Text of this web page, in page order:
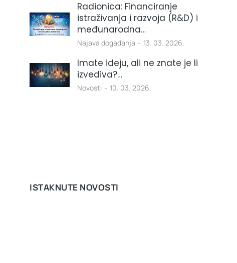
Radionica: Financiranje
istraživanja i razvoja (R&D) i
međunarodna…
Najava događanja 13. 03. 2026.
Imate ideju, ali ne znate je li
izvediva?…
Novosti 10. 03. 2026.
ISTAKNUTE NOVOSTI